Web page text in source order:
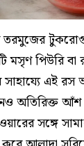
তরমুজের
মসৃণ পিউরি
এই
অতিরিক্ত আঁশ
সঙ্গে